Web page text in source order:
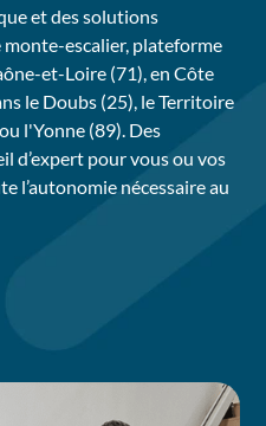
et des solutions
monte-escalier, plateforme
et-Loire (71), en Côte
le Doubs (25), le Territoire
l'Yonne (89). Des
d’expert pour vous ou vos
l’autonomie nécessaire au